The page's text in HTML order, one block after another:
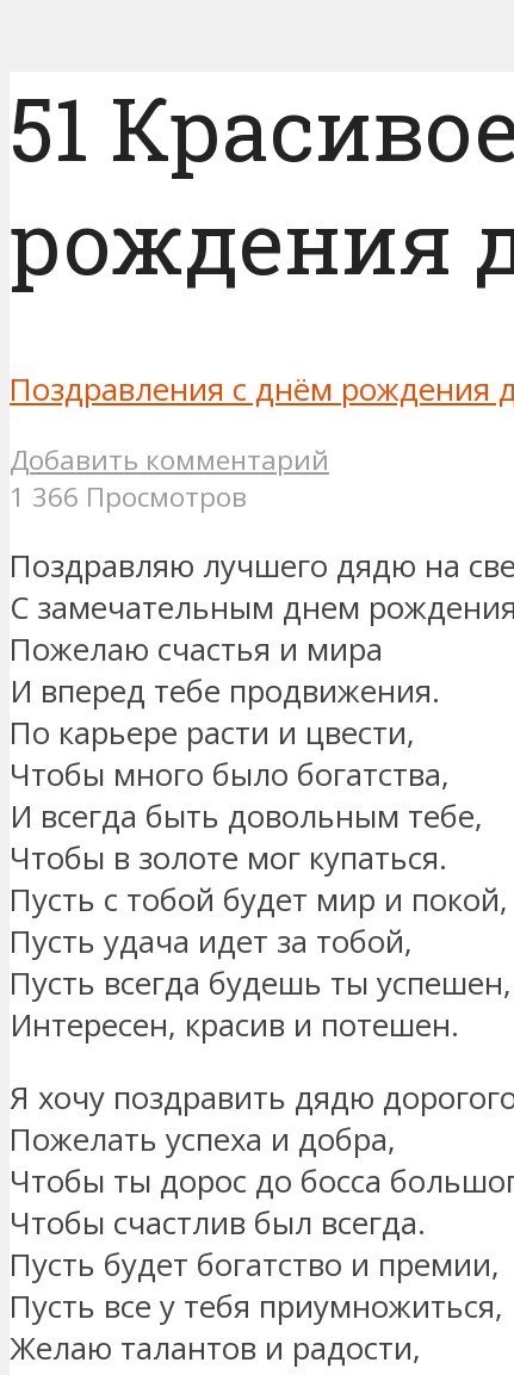
51
рождения
Поздравления с днём рождения
Добавить комментарий
1 366 Просмотров
Поздравляю лучшего дядю на
С замечательным днем
Пожелаю счастья и мира
И вперед тебе продвижения.
По карьере расти и цвести,
Чтобы много было богатства,
И всегда быть довольным тебе,
Чтобы в золоте мог купаться.
Пусть с тобой будет мир и покой,
Пусть удача идет за тобой,
Пусть всегда будешь ты успешен,
Интересен, красив и потешен.
Я хочу поздравить дядю
Пожелать успеха и добра,
Чтобы ты дорос до босса
Чтобы счастлив был всегда.
Пусть будет богатство и премии,
Пусть все у тебя приумножиться,
Желаю талантов и радости,